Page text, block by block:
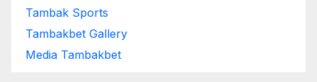
Tambak Sports
Tambakbet Gallery
Media Tambakbet